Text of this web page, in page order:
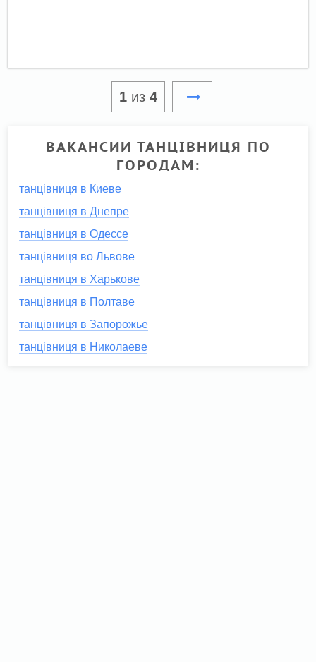
1из 4
ВАКАНСИИ ТАНЦІВНИЦЯ ПО
ГОРОДАМ:
танцівниця в Киеве
танцівниця в Днепре
танцівниця в Одессе
танцівниця во Львове
танцівниця в Харькове
танцівниця в Полтаве
танцівниця в Запорожье
танцівниця в Николаеве